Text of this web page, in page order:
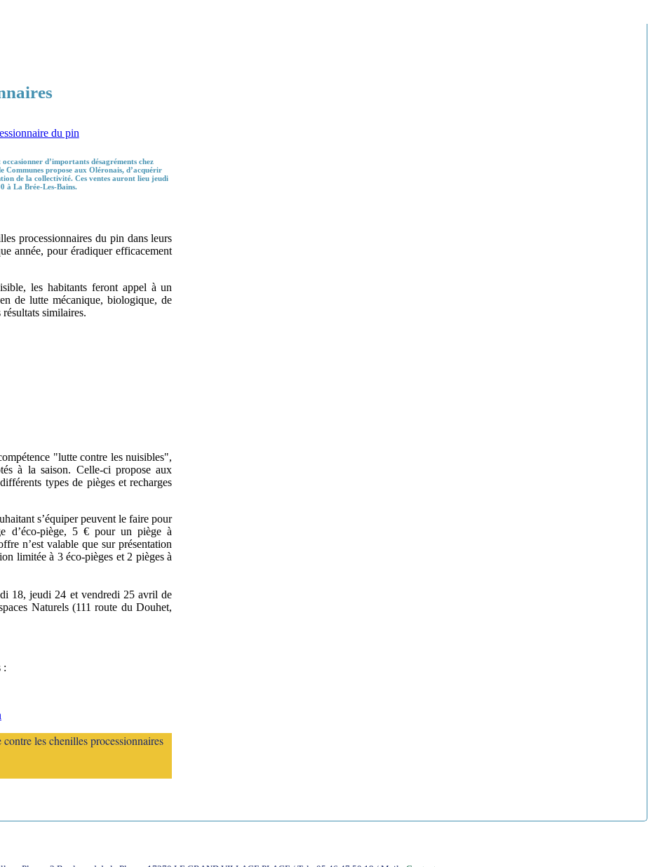
d’importants désagréments chez
Communes propose aux Oléronais, d’acquérir
de la collectivité. Ces ventes auront lieu jeudi
à La Brée-Les-Bains.
processionnaires du pin dans leurs
année, pour éradiquer efficacement
les habitants feront appel à un
de lutte mécanique, biologique, de
similaires.
"lutte contre les nuisibles",
à la saison. Celle-ci propose aux
types de pièges et recharges
s’équiper peuvent le faire pour
d’éco-piège, 5 € pour un piège à
n’est valable que sur présentation
limitée à 3 éco-pièges et 2 pièges à
18, jeudi 24 et vendredi 25 avril de
Naturels (111 route du Douhet,
:
les chenilles processionnaires